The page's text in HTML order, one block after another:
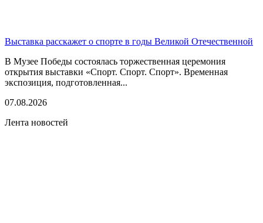
Выставка расскажет о спорте в годы Великой Отечественной
В Музее Победы состоялась торжественная церемония
открытия выставки «Спорт. Спорт. Спорт». Временная
экспозиция, подготовленная...
07.08.2026
Лента новостей